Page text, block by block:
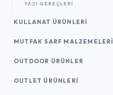
YAZI GEREÇLERI
KULLANAT ÜRÜNLERI
MUTFAK SARF MALZEMELERI
OUTDOOR ÜRÜNLER
OUTLET ÜRÜNLERI